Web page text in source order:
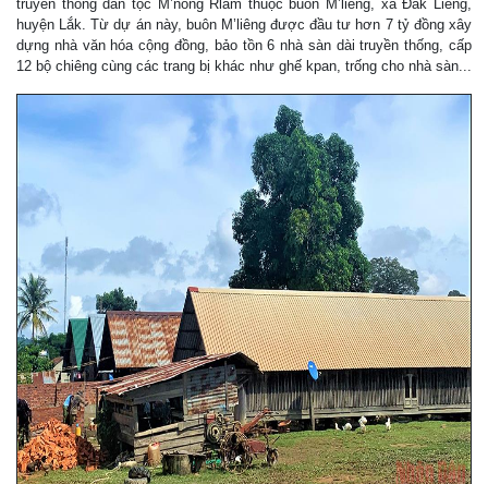
truyền thống dân tộc M’nông Rlăm thuộc buôn M’liêng, xã Đắk Liêng,
huyện Lắk. Từ dự án này, buôn M’liêng được đầu tư hơn 7 tỷ đồng xây
dựng nhà văn hóa cộng đồng, bảo tồn 6 nhà sàn dài truyền thống, cấp
12 bộ chiêng cùng các trang bị khác như ghế kpan, trống cho nhà sàn...